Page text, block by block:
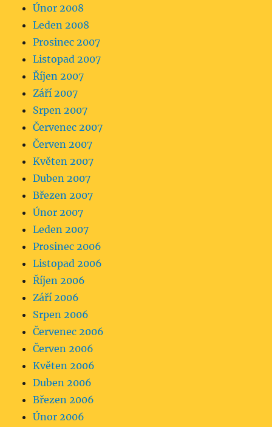
Únor 2008
Leden 2008
Prosinec 2007
Listopad 2007
Říjen 2007
Září 2007
Srpen 2007
Červenec 2007
Červen 2007
Květen 2007
Duben 2007
Březen 2007
Únor 2007
Leden 2007
Prosinec 2006
Listopad 2006
Říjen 2006
Září 2006
Srpen 2006
Červenec 2006
Červen 2006
Květen 2006
Duben 2006
Březen 2006
Únor 2006